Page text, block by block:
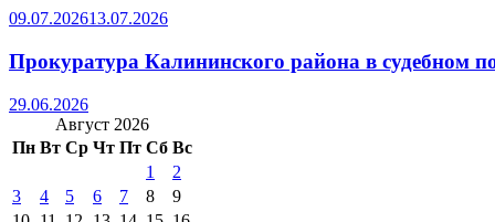
09.07.202613.07.2026
Прокуратура Калининского района в судебном
29.06.2026
Август 2026
Пн Вт Ср Чт Пт Сб Вс
1
2
3
4 5 6 7 8
9